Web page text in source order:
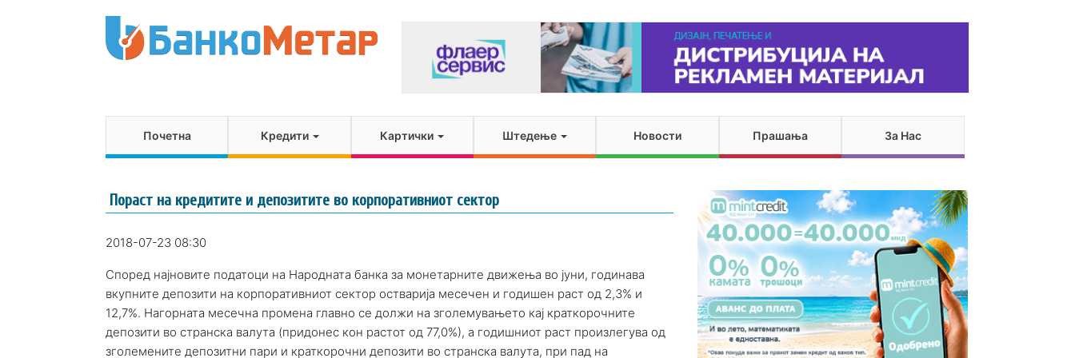
Почетна Кредити Картички Штедење Новости Прашања За Нас
Пораст на кредитите и депозитите во корпоративниот сектор
2018-07-23 08:30
Според најновите податоци на Народната банка за монетарните движења во јуни, годинава
вкупните депозити на корпоративниот сектор остварија месечен и годишен раст од 2,3% и
12,7%. Нагорната месечна промена главно се должи на зголемувањето кај краткорочните
депозити во странска валута (придонес кон растот од 77,0%), а годишниот раст произлегува од
зголемените депозитни пари и краткорочни депозити во странска валута, при пад на